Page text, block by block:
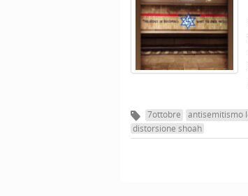
7ottobre antisemitismo
distorsione shoah